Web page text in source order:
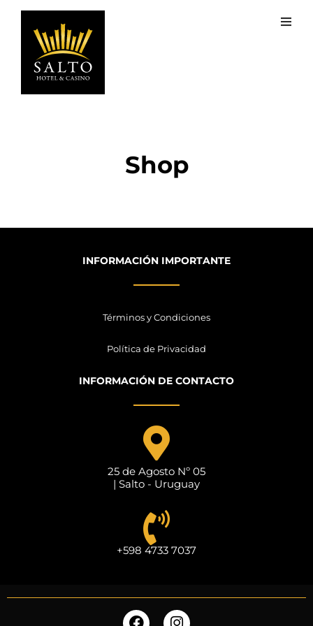
Shop
INFORMACIÓN IMPORTANTE
Términos y Condiciones
Política de Privacidad
INFORMACIÓN DE CONTACTO
25 de Agosto Nº 05
| Salto - Uruguay
+598 4733 7037